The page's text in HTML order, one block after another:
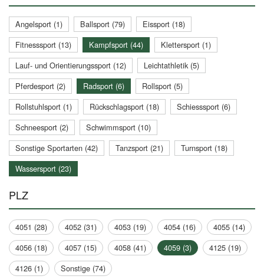
Angelsport (1) Ballsport (79)
Eissport (18)
Fitnesssport (13)
Kampfsport (44)
Klettersport (1)
Lauf- und Orientierungssport (12)
Leichtathletik (5)
Pferdesport (2)
Radsport (6)
Rollsport (5)
Rollstuhlsport (1)
Rückschlagsport (18)
Schiesssport (6)
Schneesport (2)
Schwimmsport (10)
Sonstige Sportarten (42)
Tanzsport (21)
Turnsport (18)
Wassersport (23)
PLZ
4051 (28) 4052 (31) 4053 (19) 4054 (16)
4055 (14)
4056 (18)
4057 (15) 4058 (41) 4059 (3)
4125 (19)
4126 (1)
Sonstige (74)